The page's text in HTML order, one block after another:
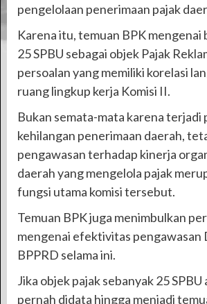
pengelolaan penerimaan pajak
Karena itu, temuan BPK mengenai
25 SPBU sebagai objek Pajak
persoalan yang memiliki korelasi
ruang lingkup kerja Komisi II.
Bukan semata-mata karena terjadi
kehilangan penerimaan daerah,
pengawasan terhadap kinerja
daerah yang mengelola pajak
fungsi utama komisi tersebut.
Temuan BPK juga menimbulkan
mengenai efektivitas pengawasan
BPPRD selama ini.
Jika objek pajak sebanyak 25
pernah didata hingga menjadi